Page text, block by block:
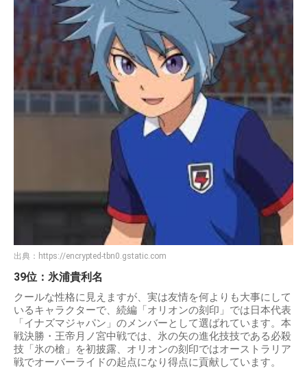
出典： https://encrypted-tbn0.gstatic.com
39位：氷浦貴利名
クールな性格に見えますが、実は友情を何よりも大事にして
いるキャラクターで、続編「オリオンの刻印」では日本代表
「イナズマジャパン」のメンバーとして選ばれています。本
戦決勝・王帝月ノ宮中戦では、氷の矢の進化技技である必殺
技「氷の槍」を初披露、オリオンの刻印ではオーストラリア
戦でオーバーライドの起点になり得点に貢献しています。